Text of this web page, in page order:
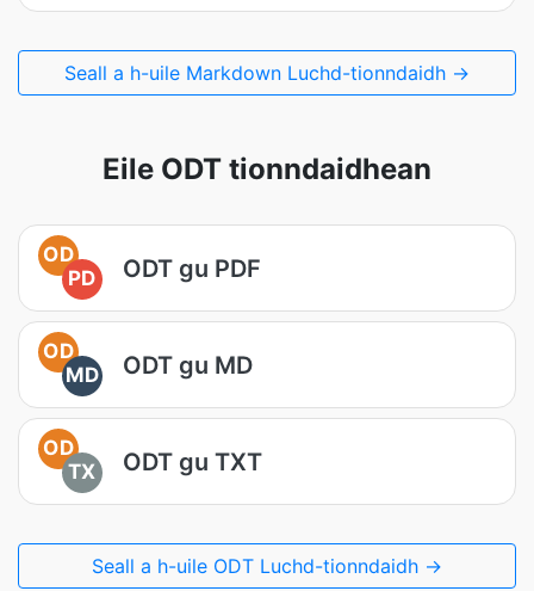
Seall a h-uile Markdown Luchd-tionndaidh →
Eile ODT tionndaidhean
OD
PD
ODT gu PDF
OD
MD
ODT gu MD
OD
TX
ODT gu TXT
Seall a h-uile ODT Luchd-tionndaidh →